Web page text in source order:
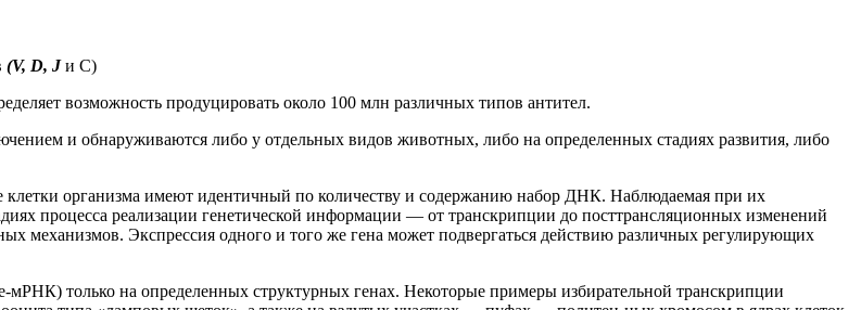
(V, D, Jи С)
возможность продуцировать около 100 млн различных типов антител.
и обнаруживаются либо у отдельных видов животных, либо на определенных стадиях развития, либо
клетки организма имеют идентичный по количеству и содержанию набор ДНК. Наблюдаемая при их
процесса реализации генетической информации — от транскрипции до посттрансляционных изменений
механизмов. Экспрессия одного и того же гена может подвергаться действию различных регулирующих
мРНК) только на определенных структурных генах. Некоторые примеры избирательной транскрипции